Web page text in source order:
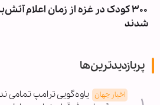
۳۰۰ کودک در غزه از زمان اعلام
شدند
پربازدیدترین‌ها
اخبار جهان یاوه‌گویی ترامپ تمامی